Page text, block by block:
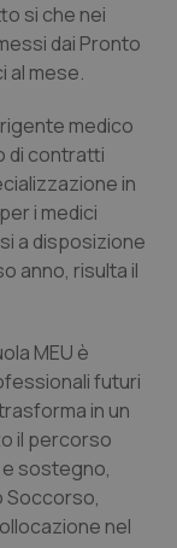
si che nei
dai Pronto
al mese.
medico
di contratti
in
i medici
a disposizione
anno, risulta il
MEU è
futuri
in un
il percorso
sostegno,
Soccorso,
nel